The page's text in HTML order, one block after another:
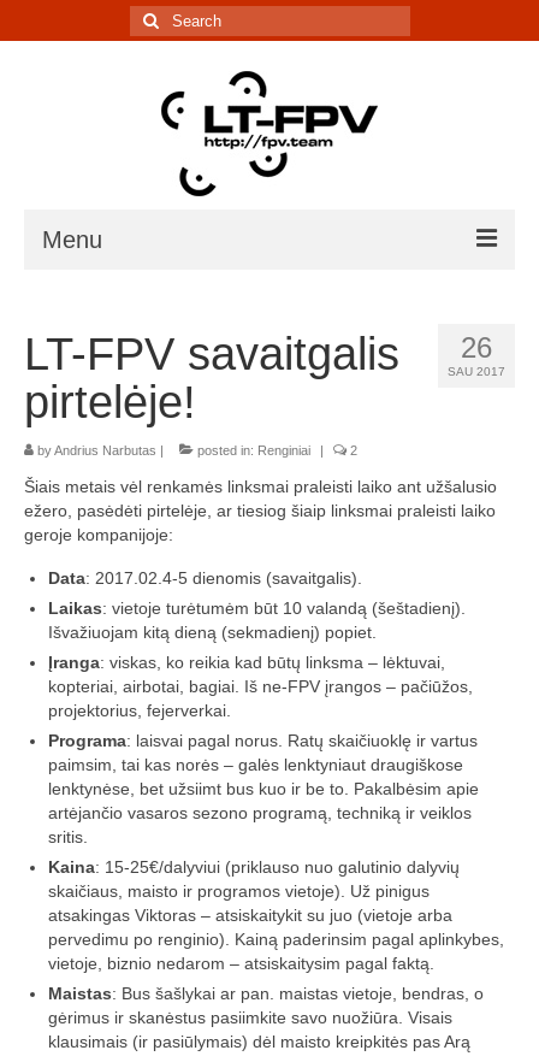
Search
for:
Menu
5.8G kanalų skaičiuoklė
Laiko matavimo sistema
IR davikliai – sąrašai, informacija
Lenktynės/renginiai
Lėktuvų susitikimų taisyklės/dažnių lentelė
LT-FPV Komanda
Komandos logo
Nuorodos
Archyvas
2016 Pirmos lenktynės
Taisyklės
Trasos schema
26
SAU 2017
LT-FPV savaitgalis
pirtelėje!
byAndrius Narbutas | posted in: Renginiai | 2
Šiais metais vėl renkamės linksmai praleisti laiko ant užšalusio
ežero, pasėdėti pirtelėje, ar tiesiog šiaip linksmai praleisti laiko
geroje kompanijoje:
Data: 2017.02.4-5 dienomis (savaitgalis).
Laikas: vietoje turėtumėm būt 10 valandą (šeštadienį).
Išvažiuojam kitą dieną (sekmadienį) popiet.
Įranga: viskas, ko reikia kad būtų linksma – lėktuvai,
kopteriai, airbotai, bagiai. Iš ne-FPV įrangos – pačiūžos,
projektorius, fejerverkai.
Programa: laisvai pagal norus. Ratų skaičiuoklę ir vartus
paimsim, tai kas norės – galės lenktyniaut draugiškose
lenktynėse, bet užsiimt bus kuo ir be to. Pakalbėsim apie
artėjančio vasaros sezono programą, techniką ir veiklos
sritis.
Kaina: 15-25€/dalyviui (priklauso nuo galutinio dalyvių
skaičiaus, maisto ir programos vietoje). Už pinigus
atsakingas Viktoras – atsiskaitykit su juo (vietoje arba
pervedimu po renginio). Kainą paderinsim pagal aplinkybes,
vietoje, biznio nedarom – atsiskaitysim pagal faktą.
Maistas: Bus šašlykai ar pan. maistas vietoje, bendras, o
gėrimus ir skanėstus pasiimkite savo nuožiūra. Visais
klausimais (ir pasiūlymais) dėl maisto kreipkitės pas Arą